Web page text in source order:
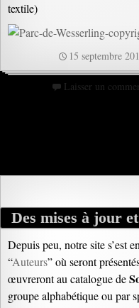
textile)
15 septembre
Laisser un
Des mises à jour
Depuis peu, notre site s’est
“Auteurs” où seront
œuvreront au catalogue de
groupe alphabétique ou par